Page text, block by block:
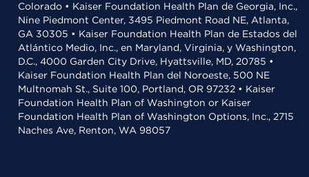
Colorado • Kaiser Foundation Health Plan de Georgia, Inc.,
Nine Piedmont Center, 3495 Piedmont Road NE, Atlanta,
GA 30305 • Kaiser Foundation Health Plan de Estados del
Atlántico Medio, Inc., en Maryland, Virginia, y Washington,
D.C., 4000 Garden City Drive, Hyattsville, MD, 20785 •
Kaiser Foundation Health Plan del Noroeste, 500 NE
Multnomah St., Suite 100, Portland, OR 97232 • Kaiser
Foundation Health Plan of Washington or Kaiser
Foundation Health Plan of Washington Options, Inc., 2715
Naches Ave, Renton, WA 98057